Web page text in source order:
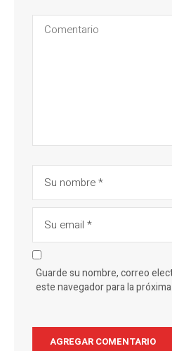
Guarde su nombre, correo
este navegador para la